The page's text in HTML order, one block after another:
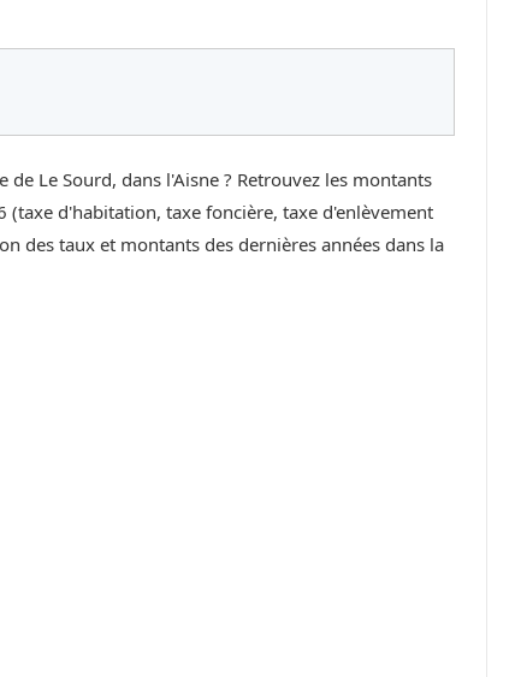
Le Sourd, dans l'Aisne ? Retrouvez les montants
d'habitation, taxe foncière, taxe d'enlèvement
des taux et montants des dernières années dans la